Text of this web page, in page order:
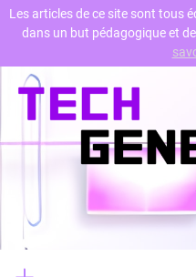
Skip
content
Les articles de ce site sont tous
dans un but pédagogique et